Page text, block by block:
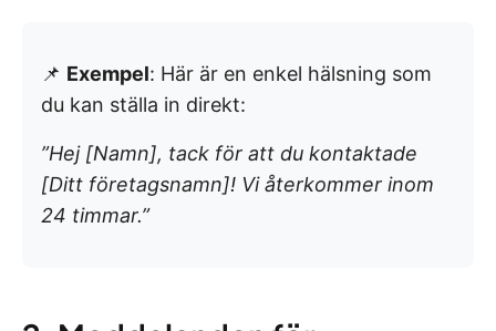
📌 Exempel: Här är en enkel hälsning som
du kan ställa in direkt:
”Hej [Namn], tack för att du kontaktade
[Ditt företagsnamn]! Vi återkommer inom
24 timmar.”